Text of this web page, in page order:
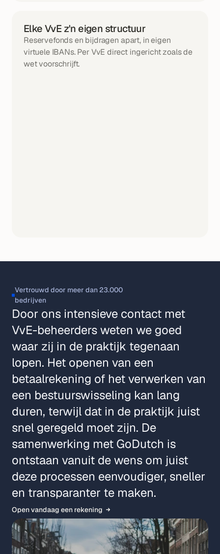
Elke VvE z'n eigen structuur
Reservefonds en bijdragen apart, in eigen
virtuele IBANs. Per VvE direct ingericht zoals de
wet voorschrijft.
Vertrouwd door meer dan 23.000
bedrijven
Door ons intensieve contact met
VvE-beheerders weten we goed
waar zij in de praktijk tegenaan
lopen. Het openen van een
betaalrekening of het verwerken van
een bestuurswisseling kan lang
duren, terwijl dat in de praktijk juist
snel geregeld moet zijn. De
samenwerking met GoDutch is
ontstaan vanuit de wens om juist
deze processen eenvoudiger, sneller
en transparanter te maken.
Open vandaag een rekening